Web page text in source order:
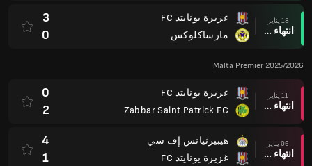
18 يناير
انتهاء وقت المباراة
غزيرة يونايتد FC
مارساكلوكس
3
0
Malta Premier 2025/2026
11 يناير
انتهاء وقت المباراة
غزيرة يونايتد FC
Zabbar Saint Patrick FC
0
2
06 يناير
انتهاء وقت المباراة
هيبيرنيانس إف سي
غزيرة يونايتد FC
4
1